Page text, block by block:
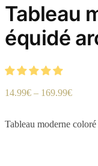
Tableau
équidé
14.99€ – 169.99€
Tableau moderne